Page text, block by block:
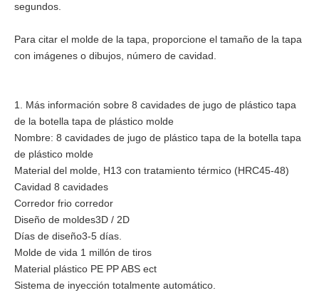
segundos.
Para citar el molde de la tapa, proporcione el tamaño de la tapa
con imágenes o dibujos, número de cavidad.
1. Más información sobre 8 cavidades de jugo de plástico tapa
de la botella tapa de plástico molde
Nombre: 8 cavidades de jugo de plástico tapa de la botella tapa
de plástico molde
Material del molde, H13 con tratamiento térmico (HRC45-48)
Cavidad 8 cavidades
Corredor frio corredor
Diseño de moldes3D / 2D
Días de diseño3-5 días.
Molde de vida 1 millón de tiros
Material plástico PE PP ABS ect
Sistema de inyección totalmente automático.